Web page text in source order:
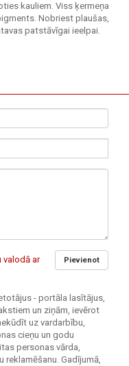
kauliem. Viss ķermeņa
Nobriest plaušas,
patstāvīgai ieelpai.
Pievienot
valodā ar
- portāla lasītājus,
un ziņām, ievērot
uz vardarbību,
cieņu un godu
personas vārda,
reklamēšanu. Gadījumā,